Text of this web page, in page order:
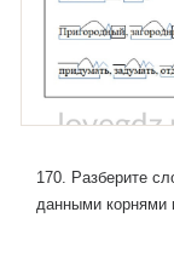
170. Разберите
данными корнями